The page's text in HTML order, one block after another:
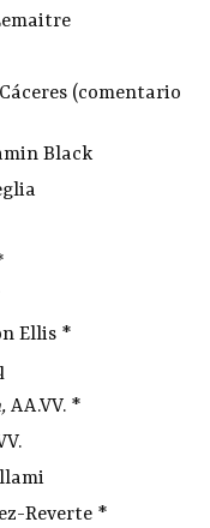
(comentario
Black
Ellis *
, AA.VV. *
Reverte *